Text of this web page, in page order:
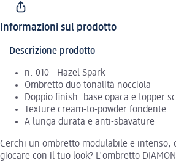
Informazioni sul prodotto
Descrizione prodotto
n. 010 - Hazel Spark
Ombretto duo tonalità nocciola
Doppio finish: base opaca e topper
Texture cream-to-powder fondente
A lunga durata e anti-sbavature
Cerchi un ombretto modulabile e intenso,
giocare con il tuo look? L'ombretto